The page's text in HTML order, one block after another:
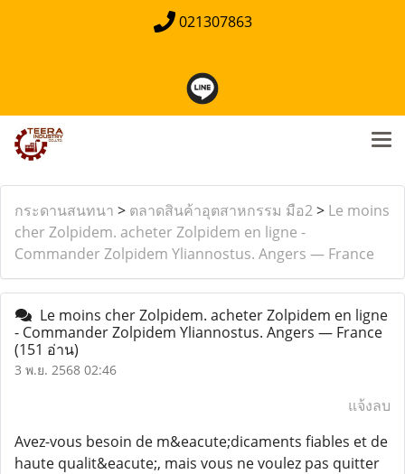
021307863
กระดานสนทนา > ตลาดสินค้าอุตสาหกรรม มือ2> Le moins
cher Zolpidem. acheter Zolpidem en ligne -
Commander Zolpidem Yliannostus. Angers — France
Le moins cher Zolpidem. acheter Zolpidem en ligne
- Commander Zolpidem Yliannostus. Angers — France
(151 อ่าน)
3 พ.ย. 2568 02:46
แจ้งลบ
Avez-vous besoin de m&eacute;dicaments fiables et de
haute qualit&eacute;, mais vous ne voulez pas quitter